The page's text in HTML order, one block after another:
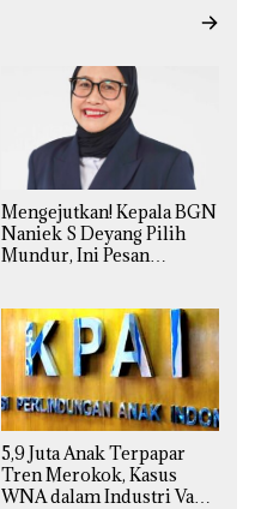
Mengejutkan! Kepala BGN
Naniek S Deyang Pilih
Mundur, Ini Pesan
5,9 Juta Anak Terpapar
Tren Merokok, Kasus
WNA dalam Industri Vape